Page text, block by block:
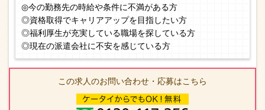
◎今の勤務先の時給や条件に不満がある方
◎資格取得でキャリアアップを目指したい方
◎福利厚生が充実している職場を探している方
◎現在の派遣会社に不安を感じている方
この求人のお問い合わせ・応募はこちら